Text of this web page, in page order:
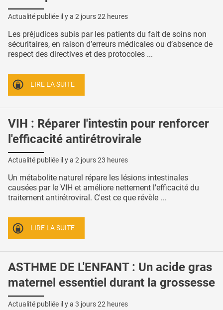
Actualité publiée il y a 2 jours 22 heures
Les préjudices subis par les patients du fait de soins non
sécuritaires, en raison d’erreurs médicales ou d’absence de
respect des directives et des protocoles ...
LIRE LA SUITE
VIH : Réparer l'intestin pour renforcer
l'efficacité antirétrovirale
Actualité publiée il y a 2 jours 23 heures
Un métabolite naturel répare les lésions intestinales
causées par le VIH et améliore nettement l'efficacité du
traitement antirétroviral. C'est ce que révèle ...
LIRE LA SUITE
ASTHME DE L'ENFANT : Un acide gras
maternel essentiel durant la grossesse
Actualité publiée il y a 3 jours 22 heures